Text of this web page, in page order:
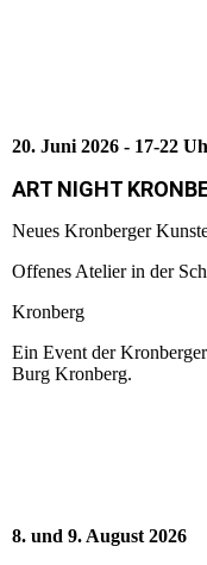
20. Juni 2026 - 17-22
ART NIGHT
Neues Kronberger
Offenes Atelier in der
Kronberg
Ein Event der
Burg Kronberg.
8. und 9. August 2026